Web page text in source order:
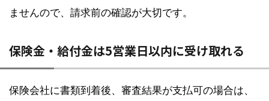
ませんので、請求前の確認が大切です。
保険金・給付金は5営業日以内に受け取れる
保険会社に書類到着後、審査結果が支払可の場合は、